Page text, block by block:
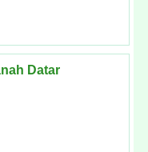
Datar